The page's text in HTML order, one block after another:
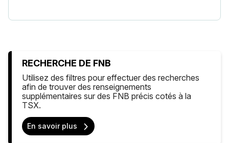
RECHERCHE DE FNB
Utilisez des filtres pour effectuer des recherches
afin de trouver des renseignements
supplémentaires sur des FNB précis cotés à la
TSX.
En savoir plus